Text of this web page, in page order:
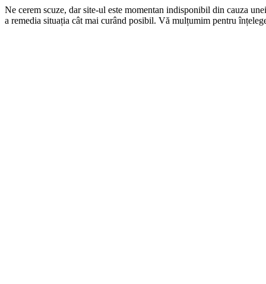
Ne cerem scuze, dar site-ul este momentan indisponibil din cauza
a remedia situația cât mai curând posibil. Vă mulțumim pentru